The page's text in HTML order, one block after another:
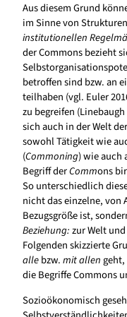
Aus diesem Grund
im Sinne von
institutionellen
der Commons bezieht
betroffen sind bzw. an
teilhaben (vgl. Euler
zu begreifen
sich auch in der Welt
sowohl Tätigkeit wie
(Commoning) wie auch
Begriff derCommons
So unterschiedlich
nicht das einzelne,
Bezugsgröße ist,
Beziehung:zur Welt
Folgenden skizzierte
allebzw.mit allen
die Begriffe Commons
Sozioökonomisch